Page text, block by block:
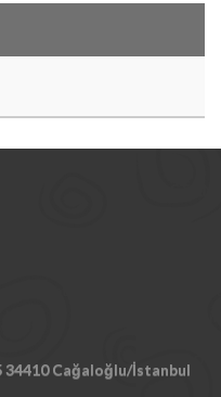
34410 Cağaloğlu/İstanbul